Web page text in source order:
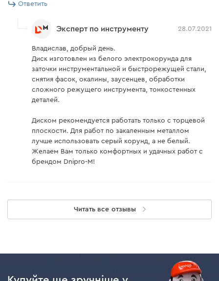
Ответить
Эксперт по инструменту 28.07.2021
Владислав, добрый день.
Диск изготовлен из белого электрокорунда для
заточки инструментальной и быстрорежущей стали,
снятия фасок, окалины, заусенцев, обработки
сложного режущего инструмента, тонкостенных
деталей.
Диском рекомендуется работать только с торцевой
плоскости. Для работ по закаленным металлом
лучше использовать серый корунд, а не белый.
Желаем Вам только комфортных и удачных работ с
брендом Dnipro-M!
Читать все отзывы